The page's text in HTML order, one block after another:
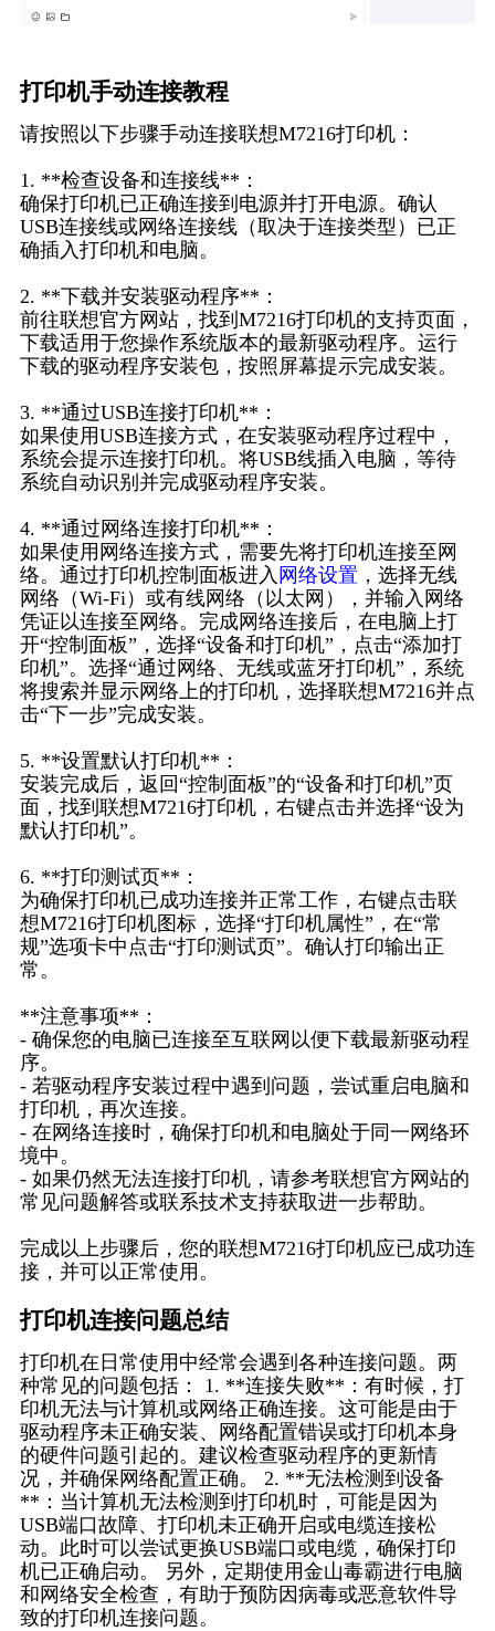
打印机手动连接教程
请按照以下步骤手动连接联想M7216打印机：
1. **检查设备和连接线**：
确保打印机已正确连接到电源并打开电源。确认
USB连接线或网络连接线（取决于连接类型）已正
确插入打印机和电脑。
2. **下载并安装驱动程序**：
前往联想官方网站，找到M7216打印机的支持页面，
下载适用于您操作系统版本的最新驱动程序。运行
下载的驱动程序安装包，按照屏幕提示完成安装。
3. **通过USB连接打印机**：
如果使用USB连接方式，在安装驱动程序过程中，
系统会提示连接打印机。将USB线插入电脑，等待
系统自动识别并完成驱动程序安装。
4. **通过网络连接打印机**：
如果使用网络连接方式，需要先将打印机连接至网
络。通过打印机控制面板进入 网络设置 ，选择无线
网络（Wi-Fi）或有线网络（以太网），并输入网络
凭证以连接至网络。完成网络连接后，在电脑上打
开“控制面板”，选择“设备和打印机”，点击“添加打
印机”。选择“通过网络、无线或蓝牙打印机”，系统
将搜索并显示网络上的打印机，选择联想M7216并点
击“下一步”完成安装。
5. **设置默认打印机**：
安装完成后，返回“控制面板”的“设备和打印机”页
面，找到联想M7216打印机，右键点击并选择“设为
默认打印机”。
6. **打印测试页**：
为确保打印机已成功连接并正常工作，右键点击联
想M7216打印机图标，选择“打印机属性”，在“常
规”选项卡中点击“打印测试页”。确认打印输出正
常。
**注意事项**：
- 确保您的电脑已连接至互联网以便下载最新驱动程
序。
- 若驱动程序安装过程中遇到问题，尝试重启电脑和
打印机，再次连接。
- 在网络连接时，确保打印机和电脑处于同一网络环
境中。
- 如果仍然无法连接打印机，请参考联想官方网站的
常见问题解答或联系技术支持获取进一步帮助。
完成以上步骤后，您的联想M7216打印机应已成功连
接，并可以正常使用。
打印机连接问题总结
打印机在日常使用中经常会遇到各种连接问题。两
种常见的问题包括： 1. **连接失败**：有时候，打
印机无法与计算机或网络正确连接。这可能是由于
驱动程序未正确安装、网络配置错误或打印机本身
的硬件问题引起的。建议检查驱动程序的更新情
况，并确保网络配置正确。 2. **无法检测到设备
**：当计算机无法检测到打印机时，可能是因为
USB端口故障、打印机未正确开启或电缆连接松
动。此时可以尝试更换USB端口或电缆，确保打印
机已正确启动。 另外，定期使用金山毒霸进行电脑
和网络安全检查，有助于预防因病毒或恶意软件导
致的打印机连接问题。